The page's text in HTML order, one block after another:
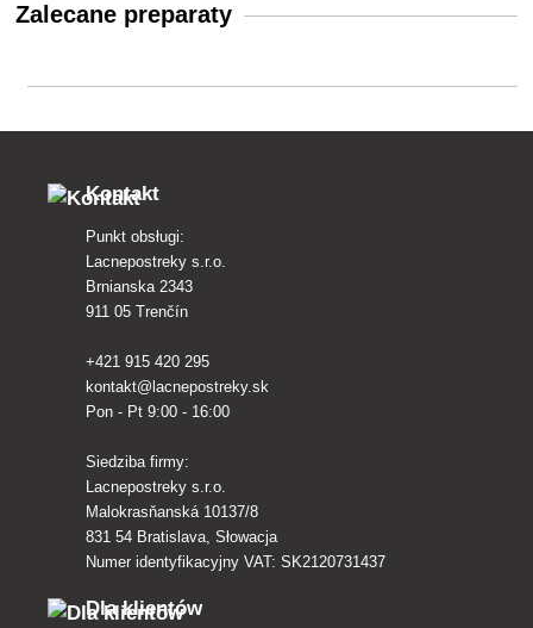
Zalecane preparaty
Kontakt
Punkt obsługi:
Lacnepostreky s.r.o.
Brnianska 2343
911 05 Trenčín
+421 915 420 295
kontakt@lacnepostreky.sk
Pon - Pt 9:00 - 16:00
Siedziba firmy:
Lacnepostreky s.r.o.
Malokrasňanská 10137/8
831 54 Bratislava, Słowacja
Numer identyfikacyjny VAT: SK2120731437
Dla klientów